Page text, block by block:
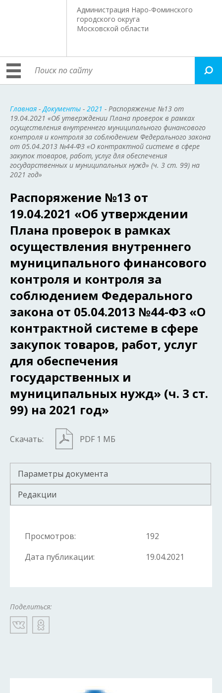
Администрация Наро-Фоминского
городского округа
Московской области
Главная -Документы - 2021 - Распоряжение №13 от
19.04.2021 «Об утверждении Плана проверок в рамках
осуществления внутреннего муниципального финансового
контроля и контроля за соблюдением Федерального закона
от 05.04.2013 №44-ФЗ «О контрактной системе в сфере
закупок товаров, работ, услуг для обеспечения
государственных и муниципальных нужд» (ч. 3 ст. 99) на
2021 год»
Распоряжение №13 от
19.04.2021 «Об утверждении
Плана проверок в рамках
осуществления внутреннего
муниципального финансового
контроля и контроля за
соблюдением Федерального
закона от 05.04.2013 №44-ФЗ «О
контрактной системе в сфере
закупок товаров, работ, услуг
для обеспечения
государственных и
муниципальных нужд» (ч. 3 ст.
99) на 2021 год»
Скачать: PDF 1 МБ
Параметры документа
Редакции
Просмотров:
192
Дата публикации:
19.04.2021
Поделиться: